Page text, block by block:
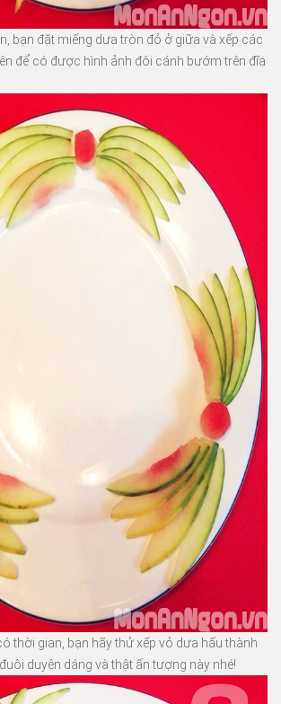
bạn đặt miếng dưa tròn đỏ ở giữa và xếp các
để có được hình ảnh đôi cánh bướm trên đĩa
thời gian, bạn hãy thử xếp vỏ dưa hấu thành
duyên dáng và thật ấn tượng này nhé!